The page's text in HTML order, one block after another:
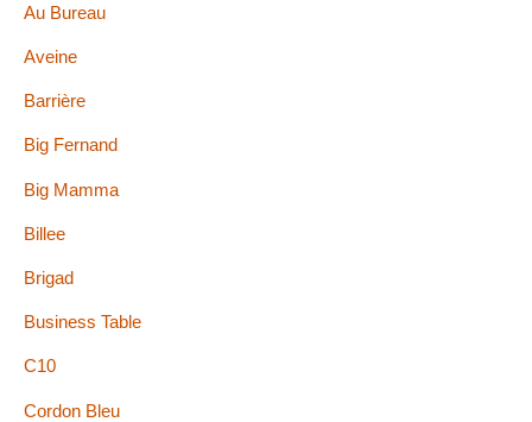
Au Bureau
Aveine
Barrière
Big Fernand
Big Mamma
Billee
Brigad
Business Table
C10
Cordon Bleu